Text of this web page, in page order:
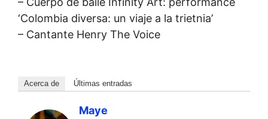
‘Colombia diversa: un viaje a la trietnia’
– Cantante Henry The Voice
Acerca de Últimas entradas
Maye